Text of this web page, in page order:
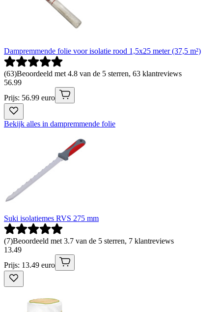
Dampremmende folie voor isolatie rood 1,5x25 meter (37,5 m²)
(63)Beoordeeld met 4.8 van de 5 sterren, 63 klantreviews
56.99
Prijs: 56.99 euro
Bekijk alles in dampremmende folie
Suki isolatiemes RVS 275 mm
(7)Beoordeeld met 3.7 van de 5 sterren, 7 klantreviews
13.49
Prijs: 13.49 euro